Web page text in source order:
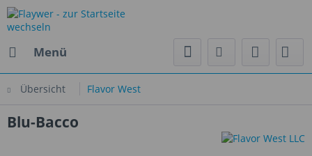
Menü
Übersicht Flavor West
Blu-Bacco